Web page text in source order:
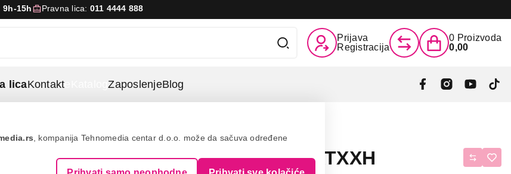
, kompanija Tehnomedia centar d.o.o. može da sačuva određene
9h-15h Pravna lica: 011 4444 888
Prijava
Registracija
0 Proizvoda
0,00
licaKontakt eKatalogZaposlenjeBlog
SAMSUNG QE77S99HATXXH